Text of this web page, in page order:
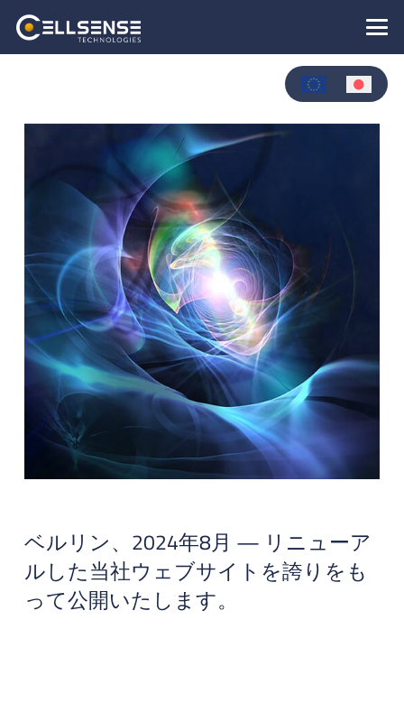
ベルリン、2024年8月 — リニューア
ルした当社ウェブサイトを誇りをも
って公開いたします。